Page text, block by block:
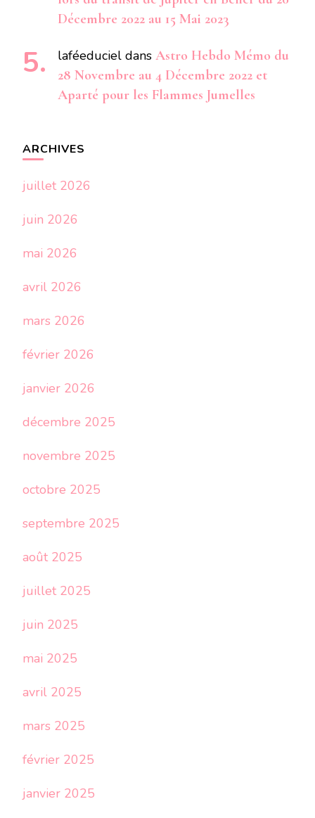
Décembre 2022 au 15 Mai 2023
laféeduciel dans Astro Hebdo Mémo du
28 Novembre au 4 Décembre 2022 et
Aparté pour les Flammes Jumelles
ARCHIVES
juillet 2026
juin 2026
mai 2026
avril 2026
mars 2026
février 2026
janvier 2026
décembre 2025
novembre 2025
octobre 2025
septembre 2025
août 2025
juillet 2025
juin 2025
mai 2025
avril 2025
mars 2025
février 2025
janvier 2025